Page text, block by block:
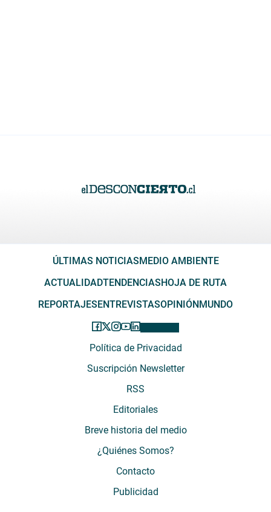
ÚLTIMAS NOTICIASMEDIO AMBIENTE
ACTUALIDADTENDENCIASHOJA DE RUTA
REPORTAJESENTREVISTASOPINIÓNMUNDO
Política de Privacidad
Suscripción Newsletter
RSS
Editoriales
Breve historia del medio
¿Quiénes Somos?
Contacto
Publicidad